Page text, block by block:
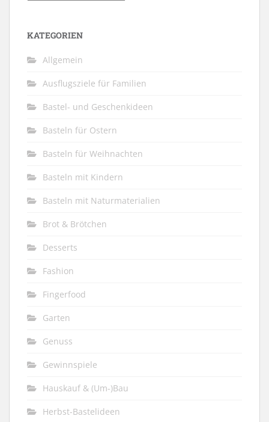
KATEGORIEN
Allgemein
Ausflugsziele für Familien
Bastel- und Geschenkideen
Basteln für Ostern
Basteln für Weihnachten
Basteln mit Kindern
Basteln mit Naturmaterialien
Brot & Brötchen
Desserts
Fashion
Fingerfood
Garten
Genuss
Gewinnspiele
Hauskauf & (Um-)Bau
Herbst-Bastelideen